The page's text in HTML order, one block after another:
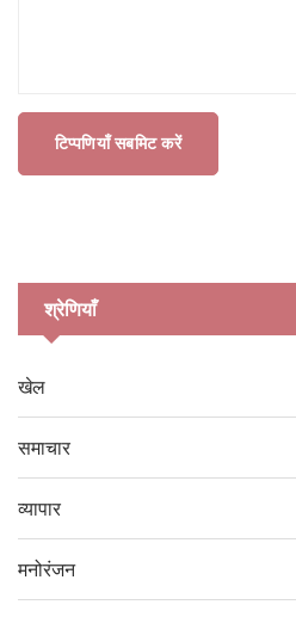
टिप्पणियाँ सबमिट करें
श्रेणियाँ
खेल
समाचार
व्यापार
मनोरंजन